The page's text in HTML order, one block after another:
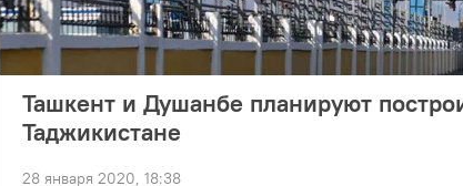
Ташкент и Душанбе планируют
Таджикистане
28 января 2020, 18:38